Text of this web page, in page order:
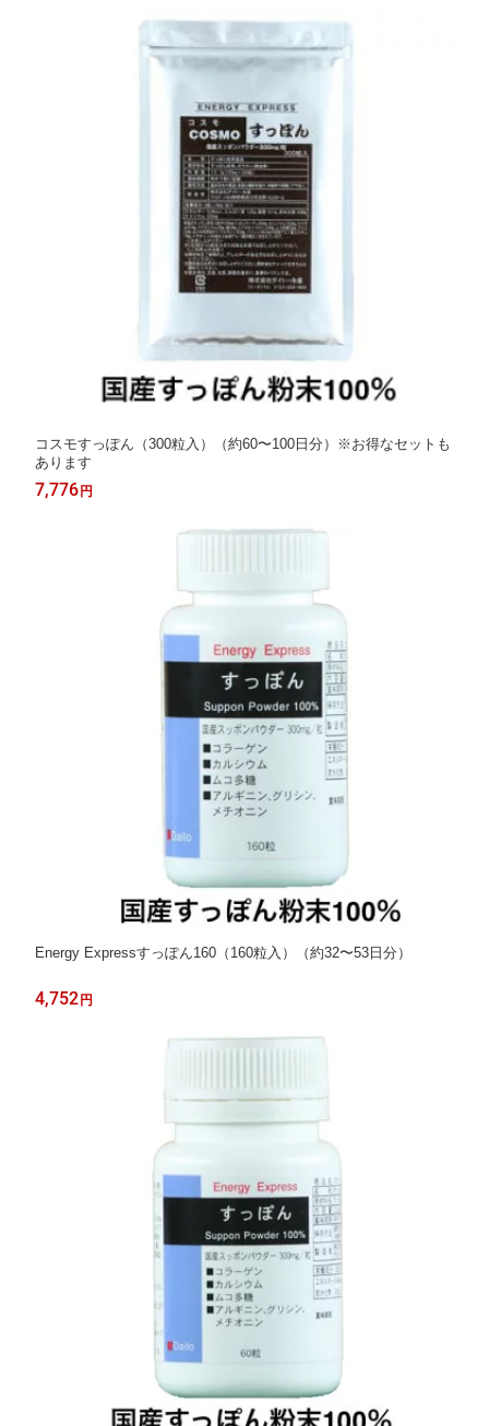
コスモすっぽん（300粒入）（約60〜100日分）※お得なセットも
あります
7,776円
Energy Expressすっぽん160（160粒入）（約32〜53日分）
4,752円